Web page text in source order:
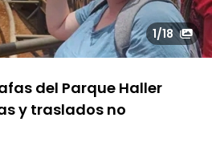
1/18
del Parque Haller
y traslados no